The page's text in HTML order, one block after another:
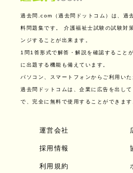
過去問.com（過去問ドットコム）は、過
料問題集です。 介護福祉士試験の試験対
ンジすることが出来ます。
1問1答形式で解答・解説を確認すること
に出題する機能も備えています。
パソコン、スマートフォンからご利用いた
過去問ドットコムは、企業に広告を出し
で、完全に無料で使用することができます
運営会社
採用情報
利用規約